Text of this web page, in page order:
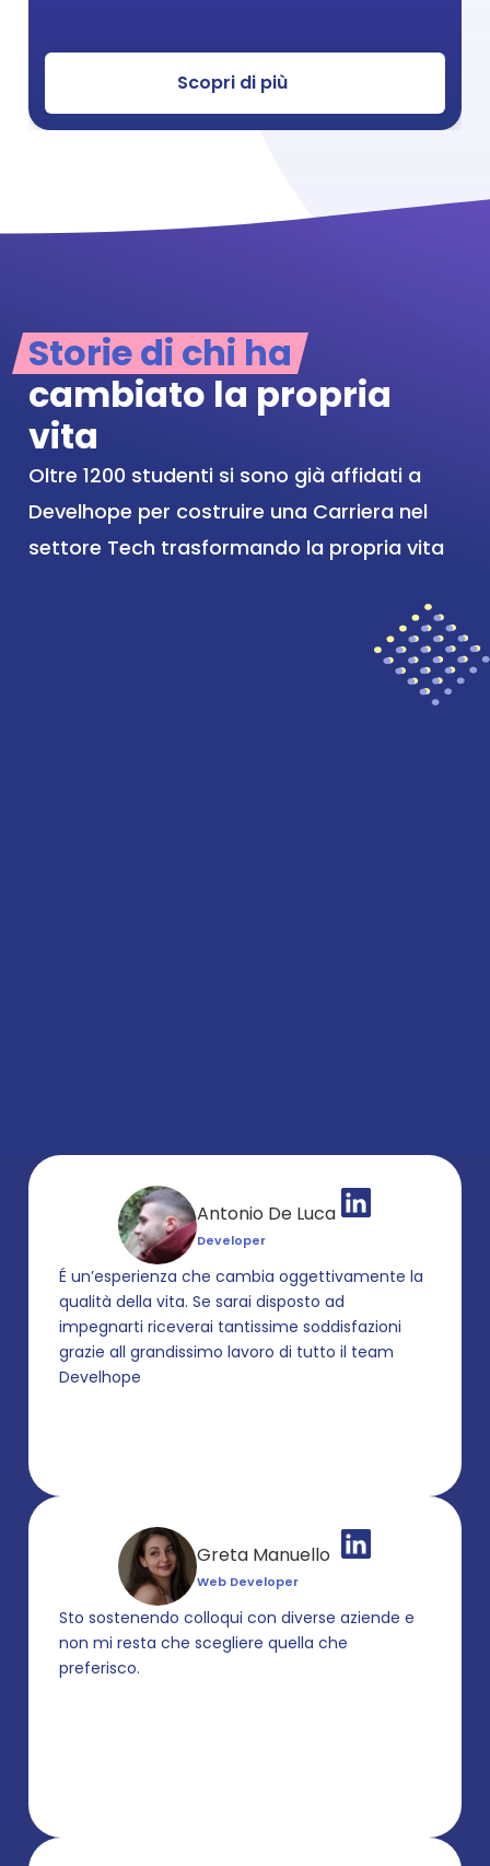
Scopri di più
Storie di chi ha
cambiato la propria
vita
Oltre 1200 studenti si sono già affidati a
Develhope per costruire una Carriera nel
settore Tech trasformando la propria vita
Antonio De Luca
Developer
É un’esperienza che cambia oggettivamente la
qualità della vita. Se sarai disposto ad
impegnarti riceverai tantissime soddisfazioni
grazie all grandissimo lavoro di tutto il team
Develhope
Greta Manuello
Web Developer
Sto sostenendo colloqui con diverse aziende e
non mi resta che scegliere quella che
preferisco.